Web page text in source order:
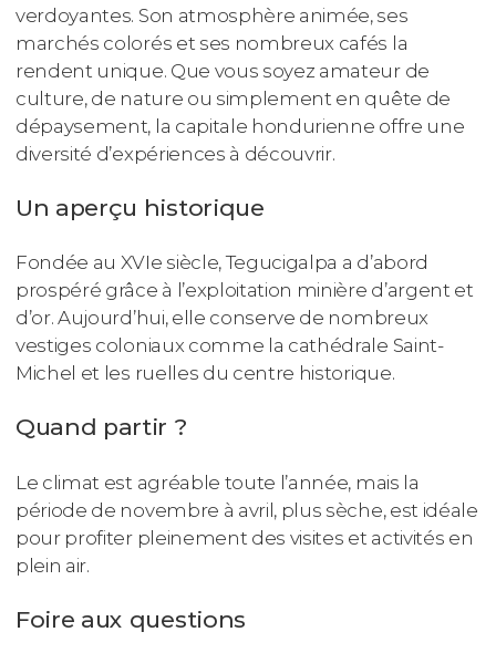
verdoyantes. Son atmosphère animée, ses
marchés colorés et ses nombreux cafés la
rendent unique. Que vous soyez amateur de
culture, de nature ou simplement en quête de
dépaysement, la capitale hondurienne offre une
diversité d’expériences à découvrir.
Un aperçu historique
Fondée au XVIe siècle, Tegucigalpa a d’abord
prospéré grâce à l’exploitation minière d’argent et
d’or. Aujourd’hui, elle conserve de nombreux
vestiges coloniaux comme la cathédrale Saint-
Michel et les ruelles du centre historique.
Quand partir ?
Le climat est agréable toute l’année, mais la
période de novembre à avril, plus sèche, est idéale
pour profiter pleinement des visites et activités en
plein air.
Foire aux questions